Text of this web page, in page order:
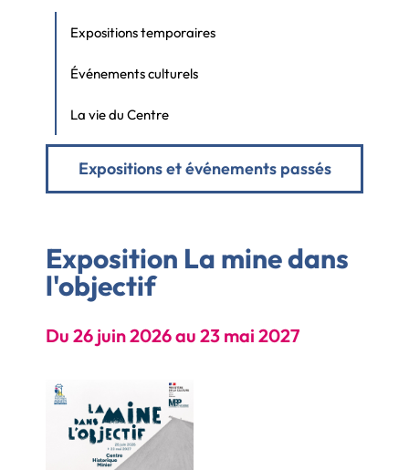
Expositions temporaires
Événements culturels
La vie du Centre
Expositions et événements passés
Exposition La mine dans
l'objectif
Du 26 juin 2026 au 23 mai 2027